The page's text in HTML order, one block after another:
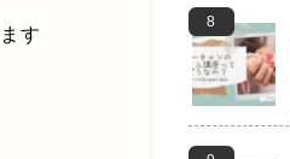
す